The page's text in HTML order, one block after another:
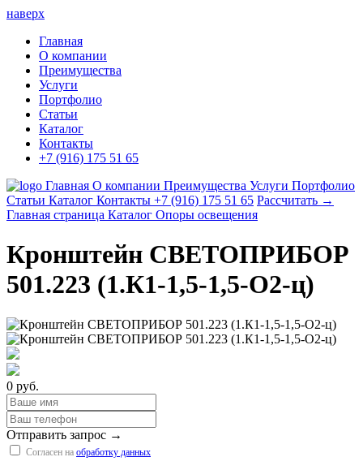
наверх
Главная
О компании
Преимущества
Услуги
Портфолио
Статьи
Каталог
Контакты
+7 (916) 175 51 65
Главная О компании Преимущества Услуги Портфолио
Статьи Каталог Контакты +7 (916) 175 51 65 Рассчитать →
Главная страница Каталог Опоры освещения
Кронштейн СВЕТОПРИБОР
501.223 (1.К1-1,5-1,5-О2-ц)
0 руб.
Отправить запрос →
Согласен на обработку данных